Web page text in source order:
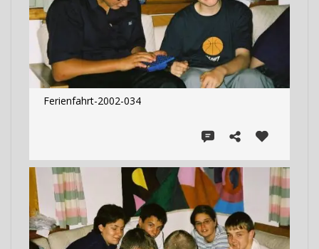
Ferienfahrt-2002-034